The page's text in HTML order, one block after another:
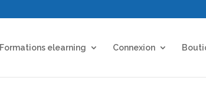
Formations elearning Connexion